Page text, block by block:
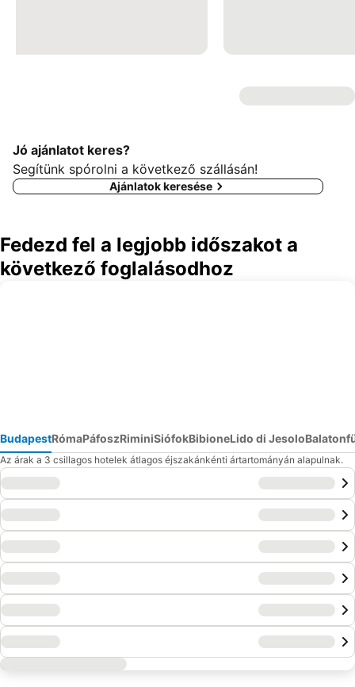
Jó ajánlatot keres?
Segítünk spórolni a következő szállásán!
Ajánlatok keresése
Fedezd fel a legjobb időszakot a
következő foglalásodhoz
BudapestRómaPáfoszRiminiSiófokBibioneLido di Jesolo
Az árak a 3 csillagos hotelek átlagos éjszakánkénti ártartományán alapulnak.